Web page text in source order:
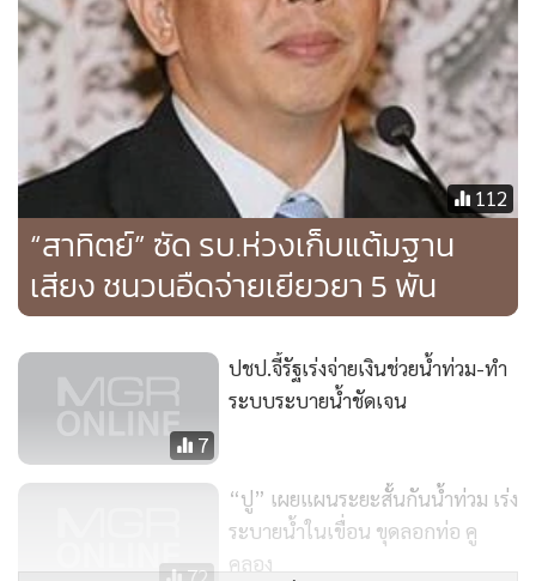
ช่วงเวลาเร่งรัดที่ต้องการจ่ายให้เสร็จแต่ถ้าไม่ทันสามารถเพิ่มได้
นั้น เป็นการพูดหลังจากที่ไม่สามารจ่ายให้แล้วเสร็จได้ เรากำลัง
จะตั้งข้อสังเกตว่าระบบการจ่ายเงิน 5 พันบาท เราได้ตั้งระบบ
การจ่ายเงินไว้ในรัฐบาลชุดที่แล้ว ตนเป็นคนรับผิดชอบและคิดวิธี
การจ่าย น้ำท่วมต้นปี 54 เราสามารถจ่ายเงิน 5 พันบาทให้แล้ว
เสร็จภายใน 30 วัน แต่รัฐบาลชุดนี้มีการพยายามขยายเวลาจ่าย
เงินให้พื้นที่ที่น้ำไม่ท่วมซึ่งเป็นพวกเดียวกับตัวเอง และการจ่าย
เงินบางที่มีการรอนักการเมืองของรัฐบาลเข้าไปจ่าย และชะลอ
การจ่ายไปก่อน แต่ที่แน่ๆคือ มีการพยายามหยิบยกประเด็นก
การเลือกตั้งผู้ว่ากทม.ในช่วง 1 ปีข้างหน้า
"รัฐบาลต้องตั้งสติให้ถูก อย่าเอาการจ่ายเงินมาเยียวยา 5 บาทมา
เป็นประเด็นการเมือง แต่ต้องเร่งจ่ายเงินชดเชย ซึ่งเรื่องใหญ่จ่าย
เงินเยียวยาคือ การจ่ายเงินเยียวยาผู้ประสบภัยน้ำท่วมที่ภาคใต้ใน
ช่วงต้นปี 2555 เฉพาะนครศรีธรรมราชจังหวัดเดียว 5 หมื่นกว่า
ครัวเรือนยังไม่รวมในงบที่รัฐบาลเยียวยาที่อนุมัติช่วงปลายปีที่
แล้ว และขณะนี้ จ.นครศรีธรรมราชกำลังขอแต่รัฐบาลยังไม่
112
“สาทิตย์” ซัด รบ.ห่วงเก็บแต้มฐาน
เสียง ชนวนอืดจ่ายเยียวยา 5 พัน
7
ปชป.จี้รัฐเร่งจ่ายเงินช่วยน้ำท่วม-ทำ
ระบบระบายน้ำชัดเจน
72
“ปู” เผยแผนระยะสั้นกันน้ำท่วม เร่ง
ระบายน้ำในเขื่อน ขุดลอกท่อ คู
คลอง